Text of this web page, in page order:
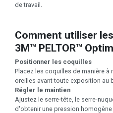
de travail.
Comment utiliser
3M™ PELTOR™
Positionner les coquilles
Placez les coquilles de manière à
oreilles avant toute exposition au
Régler le maintien
Ajustez le serre-tête, le serre-
d'obtenir une pression